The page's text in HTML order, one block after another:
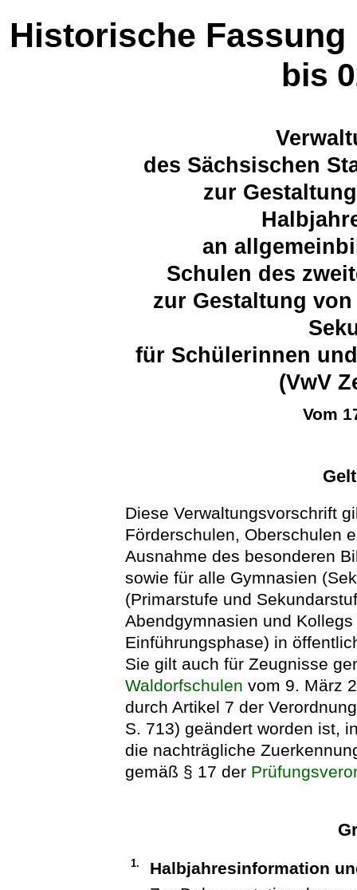
Historische Fassung
bis
des Sächsischen
zur
an
Schulen des
zur Gestaltung
für Schülerinnen
(VwV
Vom
Diese Verwaltungsvorschrift
Förderschulen, Oberschulen
Ausnahme des besonderen
sowie für alle Gymnasien
(Primarstufe und
Abendgymnasien und
Einführungsphase) in
Sie gilt auch für Zeugnisse
Waldorfschulen vom 9. März
durch Artikel 7 der
S. 713) geändert worden ist,
die nachträgliche
gemäß § 17 der
1.
Halbjahresinformation